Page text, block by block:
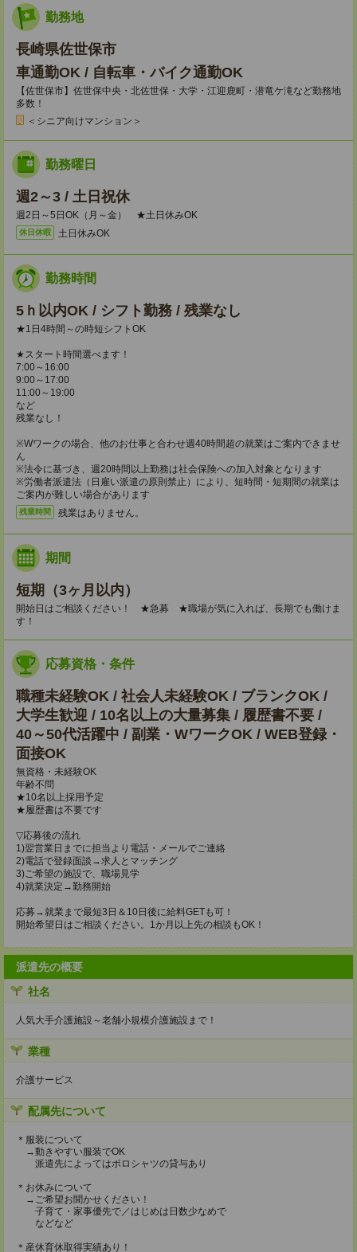
勤務地
長崎県佐世保市
車通勤OK / 自転車・バイク通勤OK
【佐世保市】佐世保中央・北佐世保・大学・江迎鹿町・潜竜ケ滝など勤務地
多数！
＜シニア向けマンション＞
勤務曜日
週2～3 / 土日祝休
週2日～5日OK（月～金） ★土日休みOK
休日休暇 土日休みOK
勤務時間
5ｈ以内OK / シフト勤務 / 残業なし
★1日4時間～の時短シフトOK
★スタート時間選べます！
7:00～16:00
9:00～17:00
11:00～19:00
など
残業なし！
※Wワークの場合、他のお仕事と合わせ週40時間超の就業はご案内できませ
ん
※法令に基づき、週20時間以上勤務は社会保険への加入対象となります
※労働者派遣法（日雇い派遣の原則禁止）により、短時間・短期間の就業は
ご案内が難しい場合があります
残業時間 残業はありません。
期間
短期（3ヶ月以内）
開始日はご相談ください！ ★急募 ★職場が気に入れば、長期でも働けま
す！
応募資格・条件
職種未経験OK / 社会人未経験OK / ブランクOK /
大学生歓迎 / 10名以上の大量募集 / 履歴書不要 /
40～50代活躍中 / 副業・WワークOK / WEB登録・
面接OK
無資格・未経験OK
年齢不問
★10名以上採用予定
★履歴書は不要です
▽応募後の流れ
1)翌営業日までに担当より電話・メールでご連絡
2)電話で登録面談→求人とマッチング
3)ご希望の施設で、職場見学
4)就業決定→勤務開始
応募→就業まで最短3日＆10日後に給料GETも可！
開始希望日はご相談ください。1か月以上先の相談もOK！
派遣先の概要
社名
人気大手介護施設～老舗小規模介護施設まで！
業種
介護サービス
配属先について
＊服装について
→動きやすい服装でOK
派遣先によってはポロシャツの貸与あり
＊お休みについて
→ご希望お聞かせください！
子育て・家事優先で／はじめは日数少なめで
などなど
＊産休育休取得実績あり！